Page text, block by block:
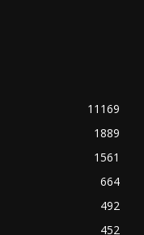
11169
1889
1561
664
492
452